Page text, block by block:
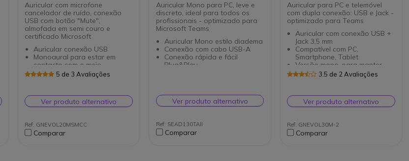
Auricular com microfone
cancelador de ruído, conexão
USB com botão "Mute",
almofada em semi couro e
certificado Microsoft
Auricular conexão USB
Monoaural para estar em
contacto com o meio
envolvente
chamadas
Almofada semi couro
Business
Existe em versão Duo
5 de 3 Avaliações
Ver produto alternativo
Ref: GNEVOL20MSMCC
Comparar
Auricular Mono para PC, leve e
discreto, ideal para todos os
profissionais - optimizado para
Microsoft Teams
Auricular Mono estilo diadema
Conexão com cabo USB-A
Conexão rápida e fácil
Plug&Play
Almofada de espuma
Optimizado para Microsoft
softphones do mercado
Adapt 100 II comparação entre
modelosVer produto alternativo
Ref: SEAD130TAII
Comparar
Auricular para PC e telemóvel
com dupla conexão: USB e Jack -
optimizado para Teams
Auricular com conexão USB +
Jack 3,5 mm
Compatível com PC,
Smartphone, Tablet
Versão mono, para manter
contacto com o meio
Cancelamento de ruído
Muito cómodo e leve, com
almofadas de couro sintético
modelos
3.5 de 2 Avaliações
Ver produto alternativo
Ref: GNEVOL30M-2
Comparar